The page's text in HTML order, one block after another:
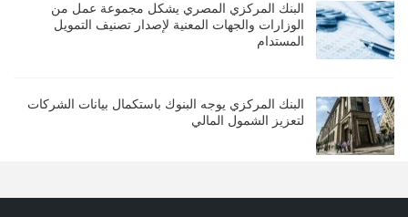
البنك المركزي المصري يشكل مجموعة عمل من
الوزارات والجهات المعنية لإصدار تصنيف التمويل
المستدام
البنك المركزي يوجه البنوك باستكمال بيانات الشركات
لتعزيز الشمول المالي